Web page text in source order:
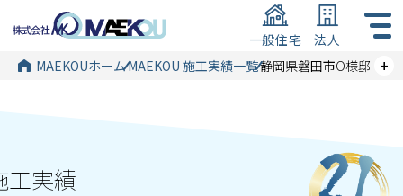
一般住宅 法人
+
MAEKOUホームMAEKOU 施工実績一覧静岡県磐田市O様邸 一
工実績